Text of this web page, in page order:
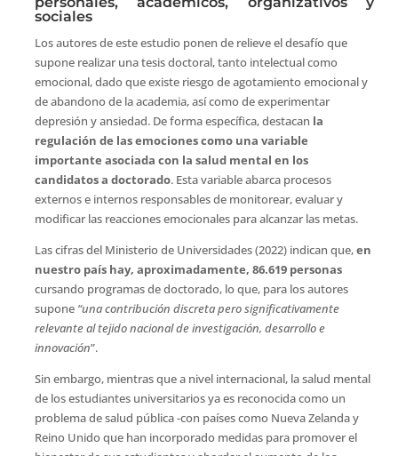
sociales
Los autores de este estudio ponen de relieve el desafío que
supone realizar una tesis doctoral, tanto intelectual como
emocional, dado que existe riesgo de agotamiento emocional y
de abandono de la academia, así como de experimentar
depresión y ansiedad. De forma específica, destacan la
regulación de las emociones como una variable
importante asociada con la salud mental en los
candidatos a doctorado. Esta variable abarca procesos
externos e internos responsables de monitorear, evaluar y
modificar las reacciones emocionales para alcanzar las metas.
Las cifras del Ministerio de Universidades (2022) indican que,en
nuestro país hay, aproximadamente, 86.619 personas
cursando programas de doctorado, lo que, para los autores
supone “una contribución discreta pero significativamente
relevante al tejido nacional de investigación, desarrollo e
innovación”.
Sin embargo, mientras que a nivel internacional, la salud mental
de los estudiantes universitarios ya es reconocida como un
problema de salud pública -con países como Nueva Zelanda y
Reino Unido que han incorporado medidas para promover el